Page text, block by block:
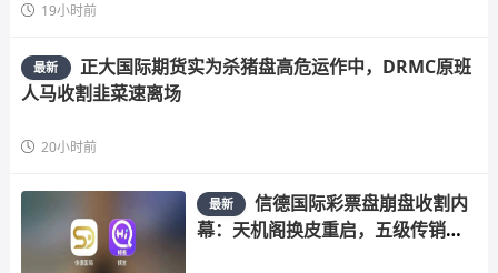
19小时前
最新
正大国际期货实为杀猪盘高危运作中，DRMC原班
人马收割韭菜速离场
20小时前
最新
信德国际彩票盘崩盘收割内
幕：天机阁换皮重启，五级传销骗